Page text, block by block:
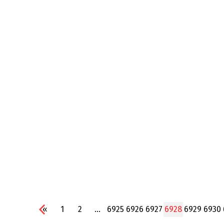
« 1 2 ... 6925 6926 6927 6928 6929 6930